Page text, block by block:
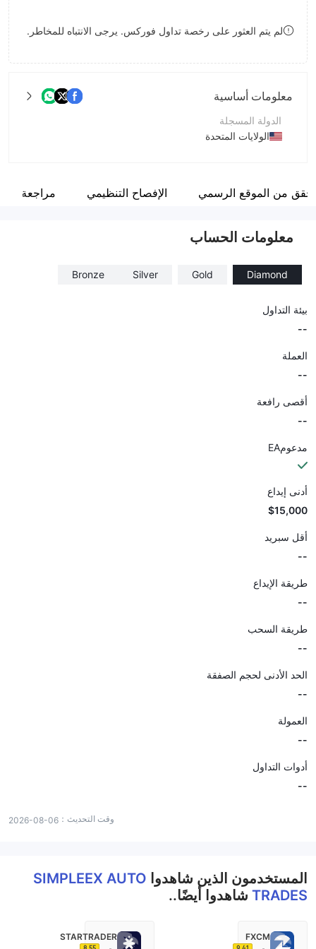
8
7
لم يتم العثور على رخصة تداول فوركس. يرجى الانتباه للمخاطر.
معلومات أساسية
الدولة المسجلة
الولايات المتحدة
اسم الشركة
من الموقع الرسمي الإفصاح التنظيمي مراجعة
معلومات الحساب
Diamond
Gold
Silver
Bronze
بيئة التداول
--
العملة
--
أقصى رافعة
--
مدعومEA
أدنى إيداع
$15,000
أقل سبريد
--
طريقة الإيداع
--
طريقة السحب
--
الحد الأدنى لحجم الصفقة
--
العمولة
--
أدوات التداول
--
وقت التحديث： 2026-08-06
المستخدمون الذين شاهدوا SIMPLEEX AUTO
TRADES شاهدوا أيضًا..
FXCM
STARTRADER